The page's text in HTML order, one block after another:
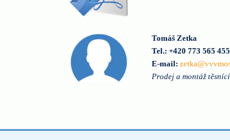
Tomáš Zetka
Tel.: +420 773 565 455
E-mail:
Prodej a montáž